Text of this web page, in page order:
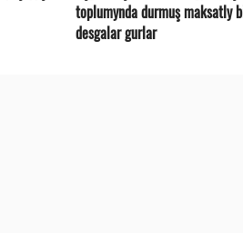
toplumynda durmuş maksatly
desgalar gurlar